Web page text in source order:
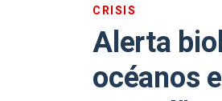
CRISIS
Alerta
océanos